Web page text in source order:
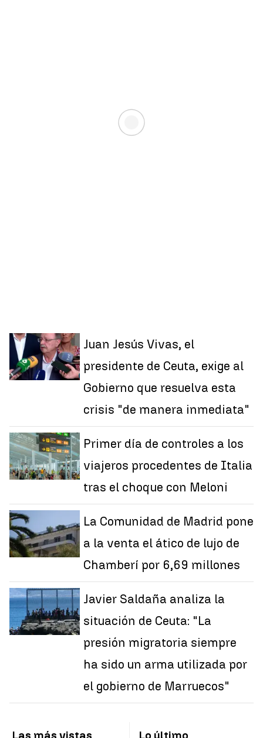
Juan Jesús Vivas, el
presidente de Ceuta, exige al
Gobierno que resuelva esta
crisis "de manera inmediata"
Primer día de controles a los
viajeros procedentes de Italia
tras el choque con Meloni
La Comunidad de Madrid pone
a la venta el ático de lujo de
Chamberí por 6,69 millones
Javier Saldaña analiza la
situación de Ceuta: "La
presión migratoria siempre
ha sido un arma utilizada por
el gobierno de Marruecos"
Las más vistas Lo último